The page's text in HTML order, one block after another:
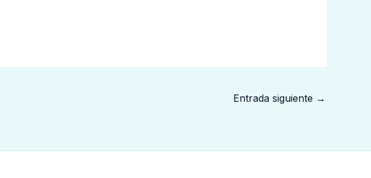
Entrada siguiente →